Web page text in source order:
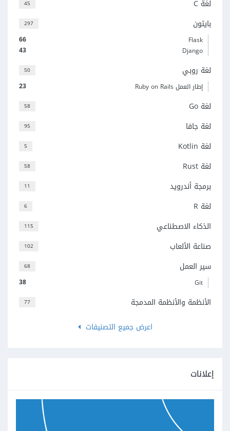
45 لغة C
297 بايثون
66
Flask
43
Django
50 لغة روبي
23 إطار العمل Ruby on Rails
58 لغة Go
95 لغة جافا
5 لغة Kotlin
58 لغة Rust
11 برمجة أندرويد
6 لغة R
115 الذكاء الاصطناعي
102 صناعة الألعاب
68 سير العمل
38 Git
77
الأنظمة والأنظمة المدمجة
اعرض جميع التصنيفات
إعلانات